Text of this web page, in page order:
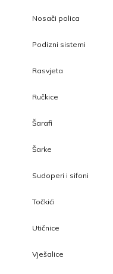
Nosači polica
Podizni sistemi
Rasvjeta
Ručkice
Šarafi
Šarke
Sudoperi i sifoni
Točkići
Utičnice
Vješalice